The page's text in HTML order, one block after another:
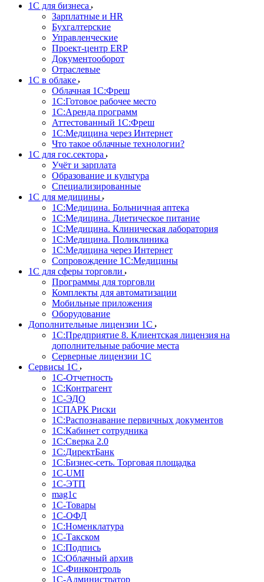
1С для бизнеса
Зарплатные и HR
Бухгалтерские
Управленческие
Проект-центр ERP
Документооборот
Отраслевые
1C в облаке
Облачная 1С:Фреш
1С:Готовое рабочее место
1C:Аренда программ
Аттестованный 1С:Фреш
1С:Медицина через Интернет
Что такое облачные технологии?
1С для гос.сектора
Учёт и зарплата
Образование и культура
Специализированные
1С для медицины
1С:Медицина. Больничная аптека
1С:Медицина. Диетическое питание
1С:Медицина. Клиническая лаборатория
1С:Медицина. Поликлиника
1С:Медицина через Интернет
Сопровождение 1С:Медицины
1С для сферы торговли
Программы для торговли
Комплекты для автоматизации
Мобильные приложения
Оборудование
Дополнительные лицензии 1С
1С:Предприятие 8. Клиентская лицензия на
дополнительные рабочие места
Серверные лицензии 1С
Сервисы 1С
1С-Отчетность
1С:Контрагент
1С-ЭДО
1СПАРК Риски
1С:Распознавание первичных документов
1С:Кабинет сотрудника
1С:Сверка 2.0
1С:ДиректБанк
1С:Бизнес-сеть. Торговая площадка
1С-UMI
1С-ЭТП
mag1c
1С-Товары
1С-ОФД
1С:Номенклатура
1С-Такском
1С:Подпись
1С:Облачный архив
1С-Финконтроль
1С-Администратор